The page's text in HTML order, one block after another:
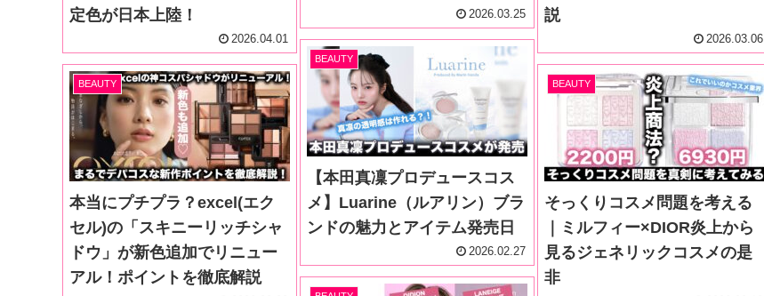
定色が日本上陸！
2026.04.01
2026.03.25
説
2026.03.06
BEAUTY
【本田真凜プロデュースコス
メ】Luarine（ルアリン）ブラ
ンドの魅力とアイテム発売日
2026.02.27
BEAUTY
本当にプチプラ？excel(エク
セル)の「スキニーリッチシャ
ドウ」が新色追加でリニュー
アル！ポイントを徹底解説
BEAUTY
そっくりコスメ問題を考える
｜ミルフィー×DIOR炎上から
見るジェネリックコスメの是
非